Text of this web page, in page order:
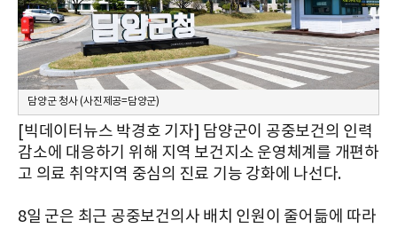
담양군 청사 (사진제공=담양군)
[빅데이터뉴스 박경호 기자] 담양군이 공중보건의 인력
감소에 대응하기 위해 지역 보건지소 운영체계를 개편하
고 의료 취약지역 중심의 진료 기능 강화에 나선다.
8일 군은 최근 공중보건의사 배치 인원이 줄어듦에 따라